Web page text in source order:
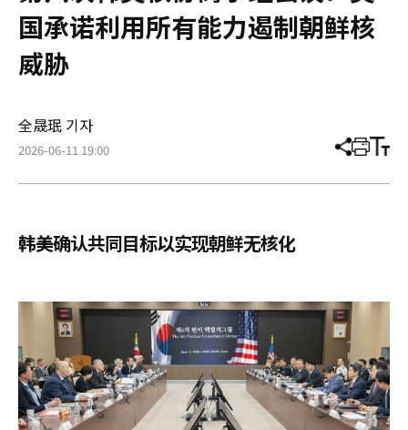
国承诺利用所有能力遏制朝鲜核
威胁
全晟珉 기자
2026-06-11 19:00 分
章
打 调
小
韩美确认共同目标以实现朝鲜无核化